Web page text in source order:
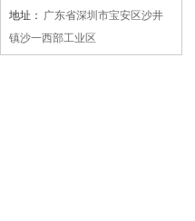
地址： 广东省深圳市宝安区沙井
镇沙一西部工业区